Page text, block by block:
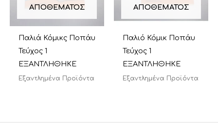
ΑΠΟΘΈΜΑΤΟΣ
Παλιά Κόμικς Ποπάυ
Τεύχος 1
ΕΞΑΝΤΛΗΘΗΚΕ
Εξαντλημένα Προϊόντα
ΑΠΟΘΈΜΑΤΟΣ
Παλιό Κόμικ Ποπάυ
Τεύχος 1
ΕΞΑΝΤΛΗΘΗΚΕ
Εξαντλημένα Προϊόντα